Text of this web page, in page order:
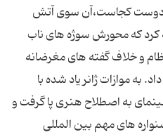
دوست کجاست،آن سوی آتش
کرد که محورش سوژه های ناب
و خلاف گفته های مغرضانه
به موازات ژانر یاد شده با
به اصطلاح هنری پا گرفت و
های مهم بین المللی